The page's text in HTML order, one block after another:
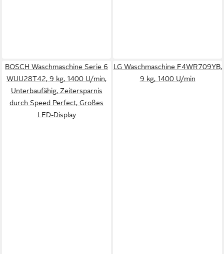
BOSCH Waschmaschine Serie 6
WUU28T42, 9 kg, 1400 U/min,
Unterbaufähig, Zeitersparnis
durch Speed Perfect, Großes
LED-Display
LG Waschmaschine F4WR709YB,
9 kg, 1400 U/min